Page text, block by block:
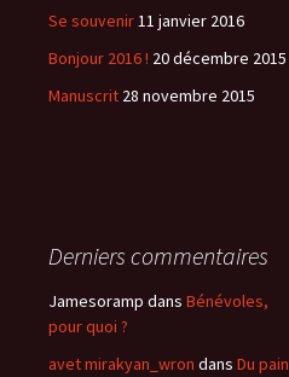
Se souvenir11 janvier 2016
Bonjour 2016 ! 20 décembre 2015
Manuscrit 28 novembre 2015
Derniers commentaires
Jamesoramp dans Bénévoles,
pour quoi ?
avet mirakyan_wron dans Du pain